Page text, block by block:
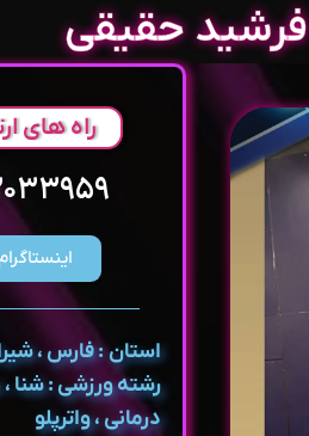
فرشید حقیقی
راه های
استان : فارس ،
رشته ورزشی : شنا
درمانی ، واترپلو